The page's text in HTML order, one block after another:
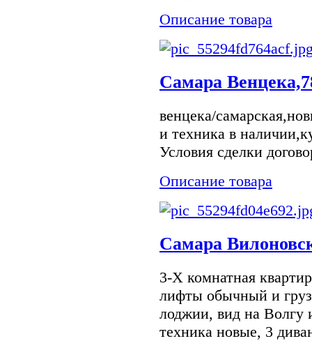
Описание товара
Самара
венцека/
и техника в
Условия сделки
Описание товара
Самара
3-Х комнатная
лифты обычный и
лоджии, вид на Волгу
техника новые, 3